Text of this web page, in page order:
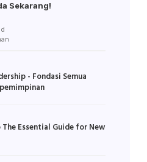
Sekarang!
- Fondasi Semua
The Essential Guide for New